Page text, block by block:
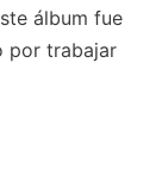
álbum fue
por trabajar